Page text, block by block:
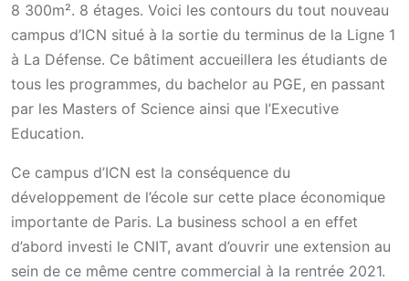
8 300m². 8 étages. Voici les contours du tout nouveau
campus d’ICN situé à la sortie du terminus de la Ligne 1
à La Défense. Ce bâtiment accueillera les étudiants de
tous les programmes, du bachelor au PGE, en passant
par les Masters of Science ainsi que l’Executive
Education.
Ce campus d’ICN est la conséquence du
développement de l’école sur cette place économique
importante de Paris. La business school a en effet
d’abord investi le CNIT, avant d’ouvrir une extension au
sein de ce même centre commercial à la rentrée 2021.